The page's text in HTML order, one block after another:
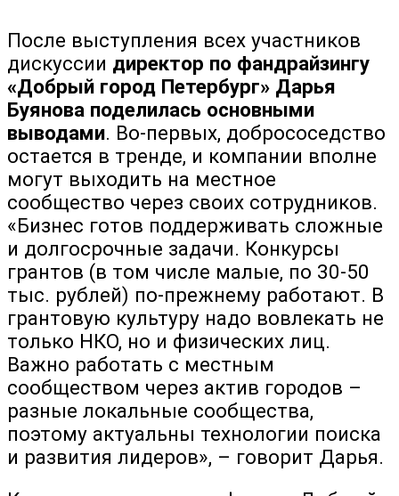
После выступления всех участников
дискуссии директор по фандрайзингу
«Добрый город Петербург» Дарья
Буянова поделилась основными
выводами. Во-первых, добрососедство
остается в тренде, и компании вполне
могут выходить на местное
сообщество через своих сотрудников.
«Бизнес готов поддерживать сложные
и долгосрочные задачи. Конкурсы
грантов (в том числе малые, по 30-50
тыс. рублей) по-прежнему работают. В
грантовую культуру надо вовлекать не
только НКО, но и физических лиц.
Важно работать с местным
сообществом через актив городов –
разные локальные сообщества,
поэтому актуальны технологии поиска
и развития лидеров», – говорит Дарья.